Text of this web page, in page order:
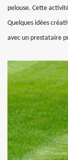
pelouse. Cette
Quelques idées
avec un prestataire